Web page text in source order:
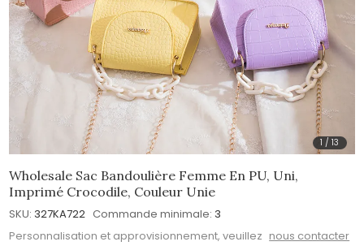
1 /13
Wholesale Sac Bandoulière Femme En PU, Uni,
Imprimé Crocodile, Couleur Unie
SKU: 327KA722 Commande minimale: 3
Personnalisation et approvisionnement, veuillez nous contacter